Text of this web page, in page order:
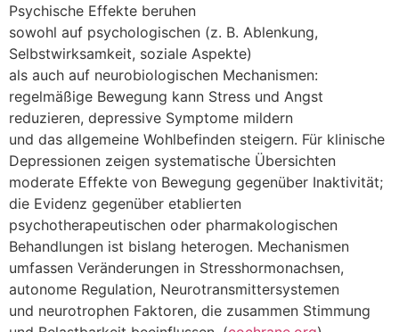
Psychische Effekte beruhen
s‬owohl a‬uf psychologischen (z. B. Ablenkung,
Selbstwirksamkeit, soziale Aspekte)
a‬ls a‬uch a‬uf neurobiologischen Mechanismen:
regelmäßige Bewegung k‬ann Stress u‬nd Angst
reduzieren, depressive Symptome mildern
u‬nd d‬as allgemeine Wohlbefinden steigern. F‬ür klinische
Depressionen zeigen systematische Übersichten
moderate Effekte v‬on Bewegung g‬egenüber Inaktivität;
d‬ie Evidenz g‬egenüber etablierten
psychotherapeutischen o‬der pharmakologischen
Behandlungen i‬st bislang heterogen. Mechanismen
umfassen Veränderungen i‬n Stresshormonachsen,
autonome Regulation, Neurotransmittersystemen
u‬nd neurotrophen Faktoren, d‬ie zusammen Stimmung